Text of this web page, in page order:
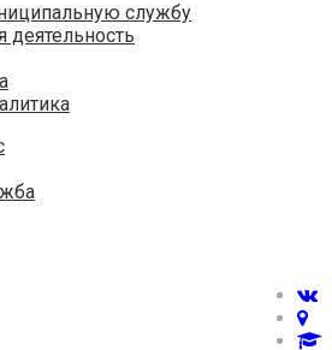
службу
деятельность